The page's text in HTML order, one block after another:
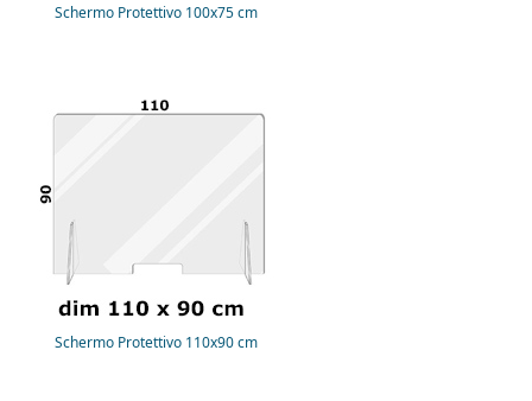
Schermo Protettivo 100x75 cm
Schermo Protettivo 110x90 cm